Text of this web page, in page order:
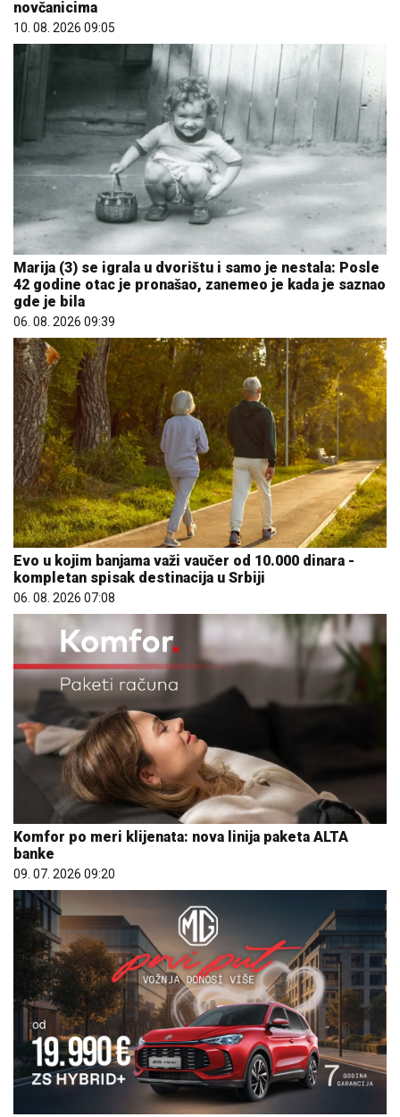
novčanicima
10. 08. 2026 09:05
Marija (3) se igrala u dvorištu i samo je nestala: Posle
42 godine otac je pronašao, zanemeo je kada je saznao
gde je bila
06. 08. 2026 09:39
Evo u kojim banjama važi vaučer od 10.000 dinara -
kompletan spisak destinacija u Srbiji
06. 08. 2026 07:08
Komfor po meri klijenata: nova linija paketa ALTA
banke
09. 07. 2026 09:20